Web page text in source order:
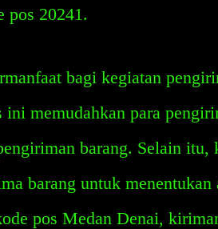
pos 20241.
bagi kegiatan
memudahkan para
barang. Selain itu,
barang untuk menentukan
pos Medan Denai,